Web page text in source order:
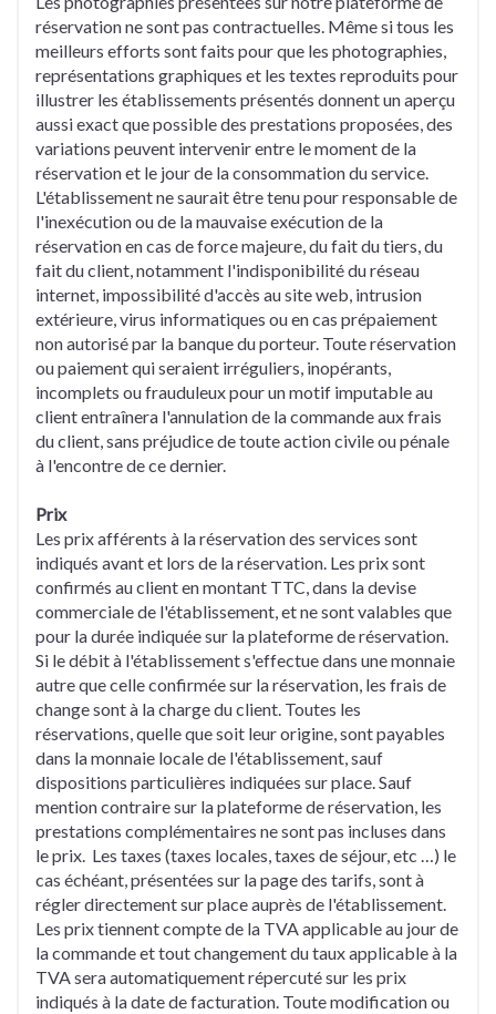
réservation ne sont pas contractuelles. Même si tous les
meilleurs efforts sont faits pour que les photographies,
représentations graphiques et les textes reproduits pour
illustrer les établissements présentés donnent un aperçu
aussi exact que possible des prestations proposées, des
variations peuvent intervenir entre le moment de la
réservation et le jour de la consommation du service.
L'établissement ne saurait être tenu pour responsable de
l'inexécution ou de la mauvaise exécution de la
réservation en cas de force majeure, du fait du tiers, du
fait du client, notamment l'indisponibilité du réseau
internet, impossibilité d'accès au site web, intrusion
extérieure, virus informatiques ou en cas prépaiement
non autorisé par la banque du porteur. Toute réservation
ou paiement qui seraient irréguliers, inopérants,
incomplets ou frauduleux pour un motif imputable au
client entraînera l'annulation de la commande aux frais
du client, sans préjudice de toute action civile ou pénale
à l'encontre de ce dernier.
Prix
Les prix afférents à la réservation des services sont
indiqués avant et lors de la réservation. Les prix sont
confirmés au client en montant TTC, dans la devise
commerciale de l'établissement, et ne sont valables que
pour la durée indiquée sur la plateforme de réservation.
Si le débit à l'établissement s'effectue dans une monnaie
autre que celle confirmée sur la réservation, les frais de
change sont à la charge du client. Toutes les
réservations, quelle que soit leur origine, sont payables
dans la monnaie locale de l'établissement, sauf
dispositions particulières indiquées sur place. Sauf
mention contraire sur la plateforme de réservation, les
prestations complémentaires ne sont pas incluses dans
le prix. Les taxes (taxes locales, taxes de séjour, etc …) le
cas échéant, présentées sur la page des tarifs, sont à
régler directement sur place auprès de l'établissement.
Les prix tiennent compte de la TVA applicable au jour de
la commande et tout changement du taux applicable à la
TVA sera automatiquement répercuté sur les prix
indiqués à la date de facturation. Toute modification ou